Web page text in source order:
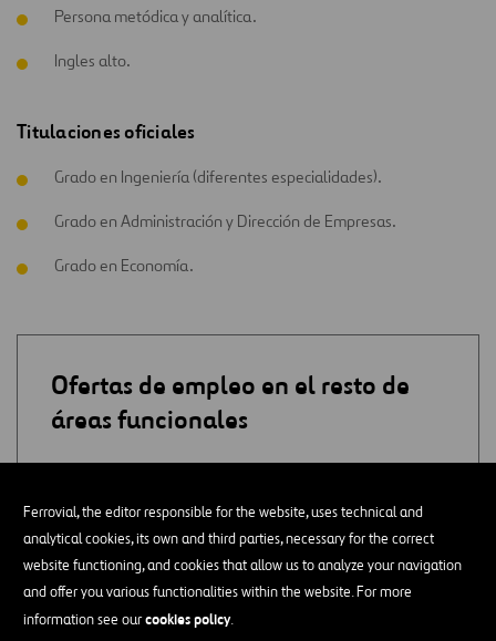
Ferrovial, the editor responsible for the website, uses technical and
analytical cookies, its own and third parties, necessary for the correct
website functioning, and cookies that allow us to analyze your navigation
and offer you various functionalities within the website. For more
information see ourcookies policy.
Persona metódica y analítica.
Ingles alto.
Titulaciones oficiales
Grado en Ingeniería (diferentes especialidades).
Grado en Administración y Dirección de Empresas.
Grado en Economía.
Ofertas de empleo en el resto de
áreas funcionales
APROVISIONAMIENTO
CALIDAD